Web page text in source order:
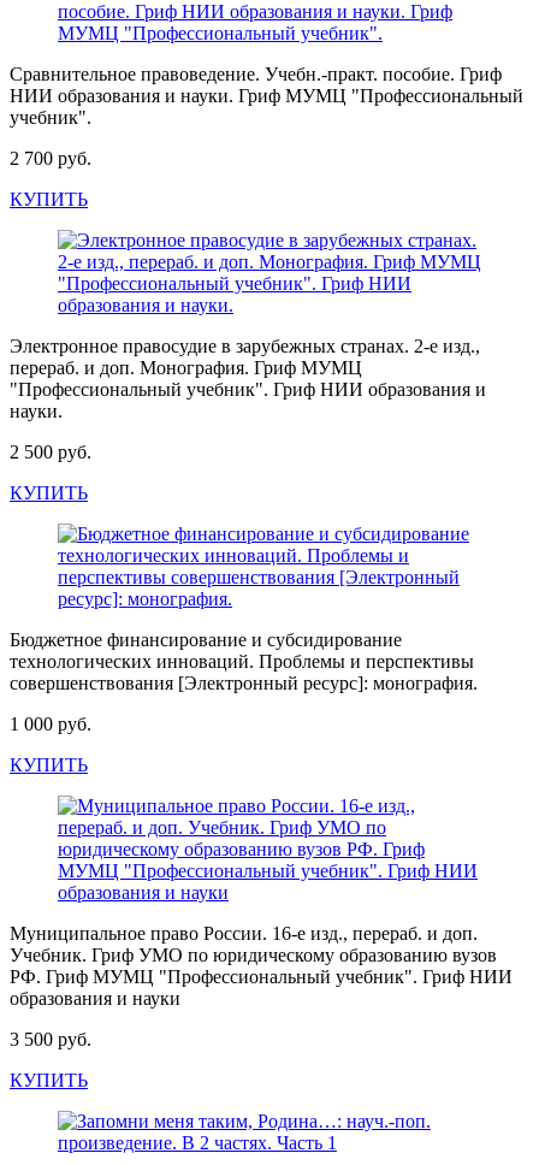
Сравнительное правоведение. Учебн.-практ. пособие. Гриф
НИИ образования и науки. Гриф МУМЦ "Профессиональный
учебник".
2 700 руб.
КУПИТЬ
Электронное правосудие в зарубежных странах. 2-е изд.,
перераб. и доп. Монография. Гриф МУМЦ
"Профессиональный учебник". Гриф НИИ образования и
науки.
2 500 руб.
КУПИТЬ
Бюджетное финансирование и субсидирование
технологических инноваций. Проблемы и перспективы
совершенствования [Электронный ресурс]: монография.
1 000 руб.
КУПИТЬ
Муниципальное право России. 16-е изд., перераб. и доп.
Учебник. Гриф УМО по юридическому образованию вузов
РФ. Гриф МУМЦ "Профессиональный учебник". Гриф НИИ
образования и науки
3 500 руб.
КУПИТЬ